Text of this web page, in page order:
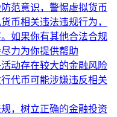
范意识，警惕虚拟货币
币相关违法违规行为，
如果你有其他合法合规
力为你提供帮助
动存在较大的金融风险
代币可能涉嫌违反相关
，树立正确的金融投资